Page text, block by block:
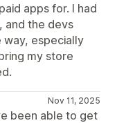
apps for. I had
and the devs
way, especially
my store
Nov 11, 2025
been able to get